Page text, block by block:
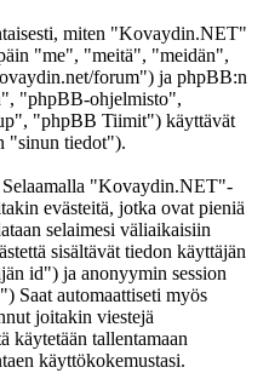
miten "Kovaydin.NET"
"me", "meitä", "meidän",
forum") ja phpBB:n
"phpBB-ohjelmisto",
"phpBB Tiimit") käyttävät
"sinun tiedot").
Selaamalla "Kovaydin.NET"-
evästeitä, jotka ovat pieniä
selaimesi väliaikaisiin
sisältävät tiedon käyttäjän
id") ja anonyymin session
Saat automaattiseti myös
joitakin viestejä
tallentamaan
käyttökokemustasi.